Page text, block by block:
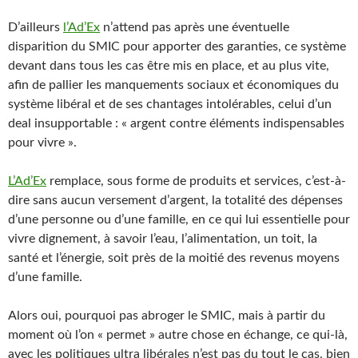
D’ailleurs l’Ad’Ex n’attend pas après une éventuelle
disparition du SMIC pour apporter des garanties, ce système
devant dans tous les cas être mis en place, et au plus vite,
afin de pallier les manquements sociaux et économiques du
système libéral et de ses chantages intolérables, celui d’un
deal insupportable : « argent contre éléments indispensables
pour vivre ».
L’Ad’Ex remplace, sous forme de produits et services, c’est-à-
dire sans aucun versement d’argent, la totalité des dépenses
d’une personne ou d’une famille, en ce qui lui essentielle pour
vivre dignement, à savoir l’eau, l’alimentation, un toit, la
santé et l’énergie, soit près de la moitié des revenus moyens
d’une famille.
Alors oui, pourquoi pas abroger le SMIC, mais à partir du
moment où l’on « permet » autre chose en échange, ce qui-là,
avec les politiques ultra libérales n’est pas du tout le cas, bien